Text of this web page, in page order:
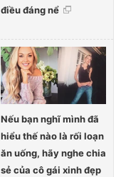
điều đáng nể
Nếu bạn nghĩ mình đã
hiểu thế nào là rối loạn
ăn uống, hãy nghe chia
sẻ của cô gái xinh đẹp